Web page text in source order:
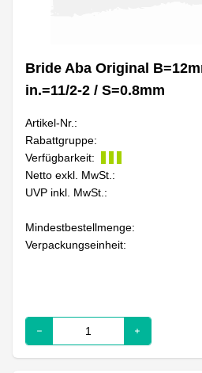
Bride Aba Original
in.=11/2-2 / S=0.8mm
Artikel-Nr.:
Rabattgruppe:
Verfügbarkeit:
Netto exkl. MwSt.:
UVP inkl. MwSt.:
Mindestbestellmenge:
Verpackungseinheit: